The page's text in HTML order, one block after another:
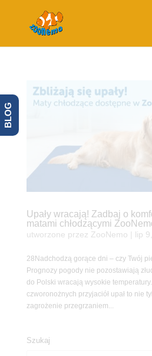
Upały wracają! Zadbaj o
matami chłodzącymi
utworzone przez ZooNemo lip
28Nadchodzą gorące dni – czy Twój
Prognozy pogody nie pozostawiają
do Polski wracają wysokie
czworonożnych przyjaciół upał to nie
zagrożenie przegrzaniem...
Szukaj
BLOG